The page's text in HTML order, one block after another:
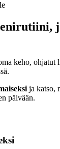
keho, ohjatut
ja katso,
päivään.